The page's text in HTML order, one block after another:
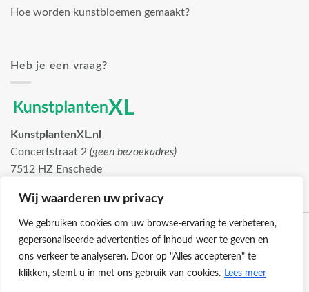
Wij waarderen uw privacy
We gebruiken cookies om uw browse-ervaring te verbeteren,
gepersonaliseerde advertenties of inhoud weer te geven en
ons verkeer te analyseren. Door op "Alles accepteren" te
klikken, stemt u in met ons gebruik van cookies. Lees meer
Hoe worden kunstbloemen gemaakt?
Heb je een vraag?
KunstplantenXL.nl
Concertstraat 2 (geen bezoekadres)
7512 HZ Enschede